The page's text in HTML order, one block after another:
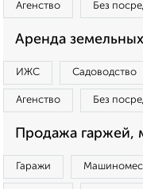
Агенство Без
Аренда
ИЖС Садоводство
Агенство Без
Продажа гаржей,
Гаражи